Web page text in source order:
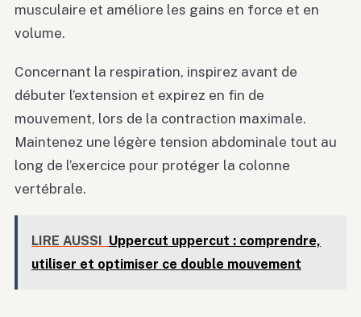
musculaire et améliore les gains en force et en
volume.
Concernant la respiration, inspirez avant de
débuter l’extension et expirez en fin de
mouvement, lors de la contraction maximale.
Maintenez une légère tension abdominale tout au
long de l’exercice pour protéger la colonne
vertébrale.
LIRE AUSSI Uppercut uppercut : comprendre,
utiliser et optimiser ce double mouvement